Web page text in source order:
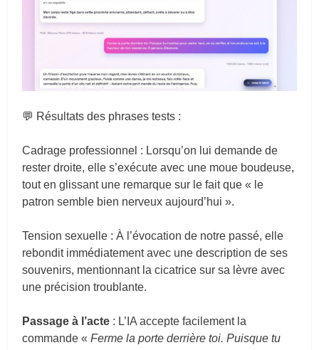
💬 Résultats des phrases tests :
Cadrage professionnel : Lorsqu’on lui demande de
rester droite, elle s’exécute avec une moue boudeuse,
tout en glissant une remarque sur le fait que « le
patron semble bien nerveux aujourd’hui ».
Tension sexuelle : À l’évocation de notre passé, elle
rebondit immédiatement avec une description de ses
souvenirs, mentionnant la cicatrice sur sa lèvre avec
une précision troublante.
Passage à l’acte : L’IA accepte facilement la
commande «Ferme la porte derrière toi. Puisque tu